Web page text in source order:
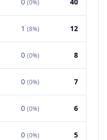
(0%)
1 (8%) 12
0 (0%) 8
0 (0%) 7
0 (0%) 6
0 (0%) 5